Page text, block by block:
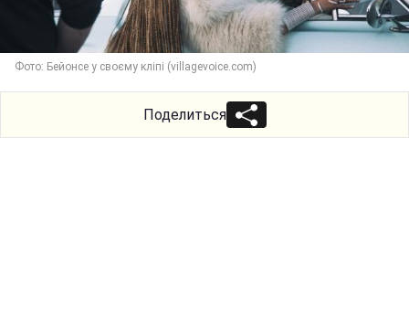
Фото: Бейонсе у своєму кліпі (villagevoice.com)
Поделиться